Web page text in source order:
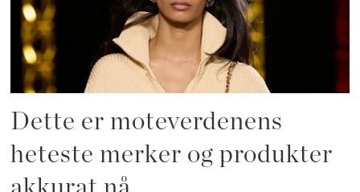
Dette er moteverdenens
heteste merker og produkter